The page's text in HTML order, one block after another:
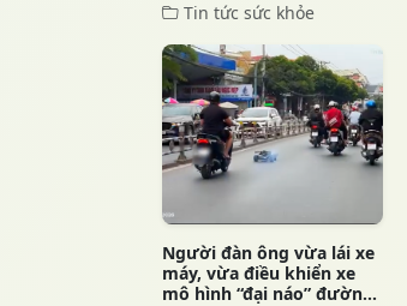
Tin tức sức khỏe
Người đàn ông vừa lái xe
máy, vừa điều khiển xe
mô hình “đại náo” đườn...